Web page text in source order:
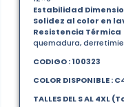
Estabilidad
Solidez al color en
Resistencia Térmica
quemadura,
CODIGO : 100323
COLOR DISPONIBLE :
TALLES DEL S AL 4XL